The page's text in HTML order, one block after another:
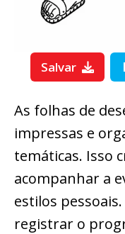
Salvar
As folhas de
impressas e
temáticas. Isso
acompanhar a
estilos
registrar o